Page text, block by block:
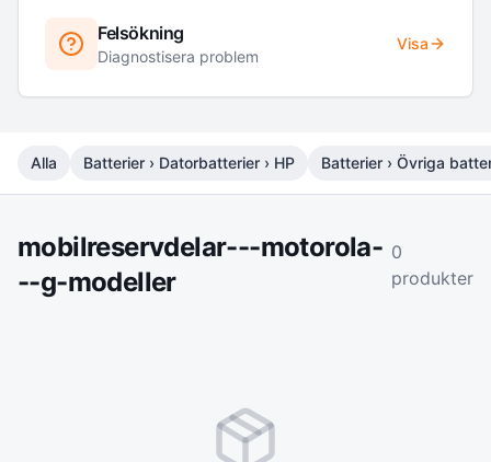
Felsökning
Diagnostisera problem
Visa
Alla Batterier › Datorbatterier › HP Batterier › Övriga
mobilreservdelar---motorola-
--g-modeller
0
produkter